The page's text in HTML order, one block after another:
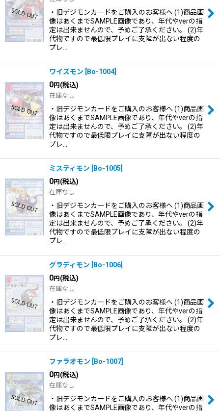
・旧デジモンカードをご購入のお客様へ (1)商品画
像はあくまでSAMPLE画像であり、年代やverの指
定は出来ませんので、予めご了承ください。 (2)年
代物ですので最低限プレイに支障が出ない程度の
プレ…
ワイズモン Bo-1004]
0円(税込)
在庫なし
・旧デジモンカードをご購入のお客様へ (1)商品画
像はあくまでSAMPLE画像であり、年代やverの指
定は出来ませんので、予めご了承ください。 (2)年
代物ですので最低限プレイに支障が出ない程度の
プレ…
ミスティモン Bo-1005
0円(税込)
在庫なし
・旧デジモンカードをご購入のお客様へ (1)商品画
像はあくまでSAMPLE画像であり、年代やverの指
定は出来ませんので、予めご了承ください。 (2)年
代物ですので最低限プレイに支障が出ない程度の
プレ…
グラディモン Bo-1006
0円(税込)
在庫なし
・旧デジモンカードをご購入のお客様へ (1)商品画
像はあくまでSAMPLE画像であり、年代やverの指
定は出来ませんので、予めご了承ください。 (2)年
代物ですので最低限プレイに支障が出ない程度の
プレ…
ファラオモン Bo-1007
0円(税込)
在庫なし
・旧デジモンカードをご購入のお客様へ (1)商品画
像はあくまでSAMPLE画像であり、年代やverの指